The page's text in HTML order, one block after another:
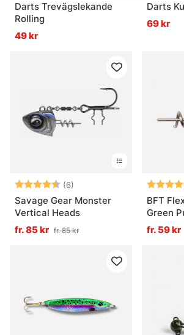
Darts Trevägslekande
Rolling
49 kr
Darts
69 kr
Betyg: (6)
4.8 utav 5 stjärnor
Savage Gear Monster
Vertical Heads
fr. 85 kr fr. 85 kr
Betyg:
BFT
Green
fr. 59 kr